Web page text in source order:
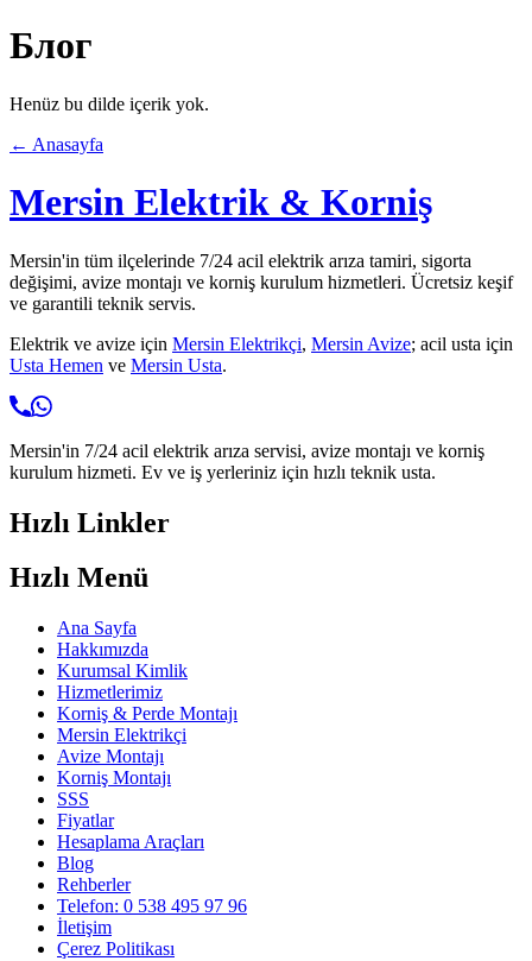
Блог
Henüz bu dilde içerik yok.
← Anasayfa
Mersin Elektrik & Korniş
Mersin'in tüm ilçelerinde 7/24 acil elektrik arıza tamiri, sigorta
değişimi, avize montajı ve korniş kurulum hizmetleri. Ücretsiz keşif
ve garantili teknik servis.
Elektrik ve avize için Mersin Elektrikçi, Mersin Avize; acil usta için
Usta Hemen ve Mersin Usta.
Mersin'in 7/24 acil elektrik arıza servisi, avize montajı ve korniş
kurulum hizmeti. Ev ve iş yerleriniz için hızlı teknik usta.
Hızlı Linkler
Hızlı Menü
Ana Sayfa
Hakkımızda
Kurumsal Kimlik
Hizmetlerimiz
Korniş & Perde Montajı
Mersin Elektrikçi
Avize Montajı
Korniş Montajı
SSS
Fiyatlar
Hesaplama Araçları
Blog
Rehberler
Telefon: 0 538 495 97 96
İletişim
Çerez Politikası